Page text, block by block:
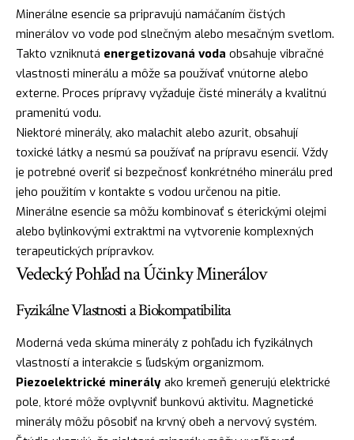
Minerálne esencie sa pripravujú namáčaním čistých
minerálov vo vode pod slnečným alebo mesačným svetlom.
Takto vzniknutá energetizovaná voda obsahuje vibračné
vlastnosti minerálu a môže sa používať vnútorne alebo
externe. Proces prípravy vyžaduje čisté minerály a kvalitnú
pramenitú vodu.
Niektoré minerály, ako malachit alebo azurit, obsahují
toxické látky a nesmú sa používať na prípravu esencií. Vždy
je potrebné overiť si bezpečnosť konkrétného minerálu pred
jeho použitím v kontakte s vodou určenou na pitie.
Minerálne esencie sa môžu kombinovať s éterickými olejmi
alebo bylinkovými extraktmi na vytvorenie komplexných
terapeutických prípravkov.
Vedecký Pohľad na Účinky Minerálov
Fyzikálne Vlastnosti a Biokompatibilita
Moderná veda skúma minerály z pohľadu ich fyzikálnych
vlastností a interakcie s ľudským organizmom.
Piezoelektrické minerály ako kremeň generujú elektrické
pole, ktoré môže ovplyvniť bunkovú aktivitu. Magnetické
minerály môžu pôsobiť na krvný obeh a nervový systém.